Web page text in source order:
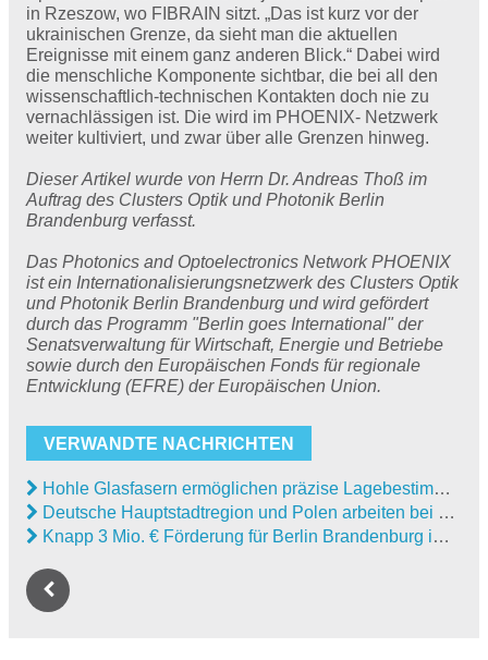
in Rzeszow, wo FIBRAIN sitzt. „Das ist kurz vor der
ukrainischen Grenze, da sieht man die aktuellen
Ereignisse mit einem ganz anderen Blick.“ Dabei wird
die menschliche Komponente sichtbar, die bei all den
wissenschaftlich-technischen Kontakten doch nie zu
vernachlässigen ist. Die wird im PHOENIX- Netzwerk
weiter kultiviert, und zwar über alle Grenzen hinweg.
Dieser Artikel wurde von Herrn Dr. Andreas Thoß im
Auftrag des Clusters Optik und Photonik Berlin
Brandenburg verfasst.
Das Photonics and Optoelectronics Network PHOENIX
ist ein Internationalisierungsnetzwerk des Clusters Optik
und Photonik Berlin Brandenburg und wird gefördert
durch das Programm "Berlin goes International" der
Senatsverwaltung für Wirtschaft, Energie und Betriebe
sowie durch den Europäischen Fonds für regionale
Entwicklung (EFRE) der Europäischen Union.
VERWANDTE NACHRICHTEN
Hohle Glasfasern ermöglichen präzise Lagebestimmung im All
Deutsche Hauptstadtregion und Polen arbeiten bei optischen Technologien weiterhin eng zusammen
Knapp 3 Mio. € Förderung für Berlin Brandenburg im Rahmen des PHOENIX+ Projekts